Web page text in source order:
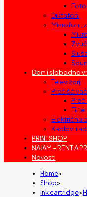
Foto
Diktafoni
Mikrofoni,
Dom i slobodno
Televizori
Filteri
Električna
Kablovi i
PRINTSHOP
NAJAM – RENT A
Novosti
Home>
Shop>
Ink cartridge>